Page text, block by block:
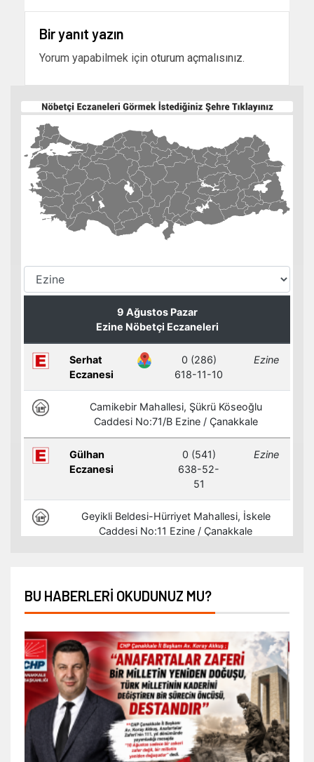
Bir yanıt yazın
Yorum yapabilmek için oturum açmalısınız.
BU HABERLERI OKUDUNUZ MU?